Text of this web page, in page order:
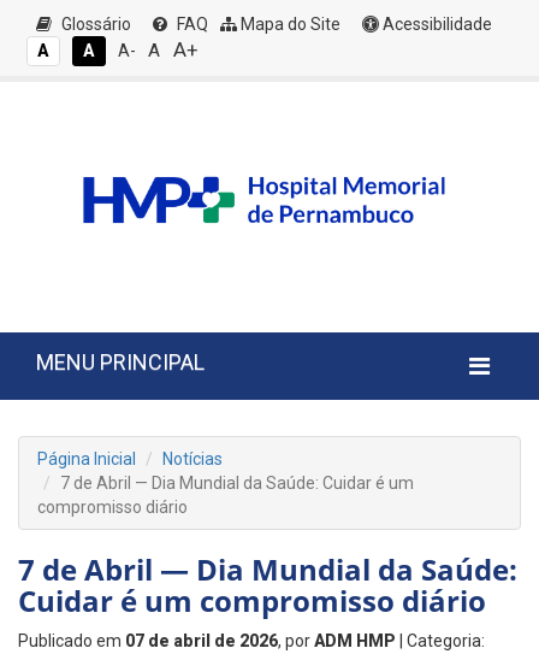
Glossário FAQ Mapa do Site
Acessibilidade
A
A A- A A+
MENU PRINCIPAL
Página Inicial
Notícias
7 de Abril — Dia Mundial da Saúde: Cuidar é um
compromisso diário
7 de Abril — Dia Mundial da Saúde:
Cuidar é um compromisso diário
Publicado em 07 de abril de 2026, porADM HMP | Categoria: